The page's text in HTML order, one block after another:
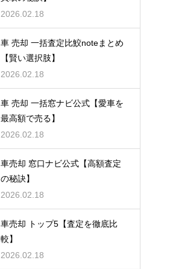
2026.02.18
車 売却 一括査定比鮫noteまとめ
【賢い選択肢】
2026.02.18
車 売却 一括窓ナビ公式【愛車を
最高額で売る】
2026.02.18
車売却 窓口ナビ公式【高額査定
の秘訣】
2026.02.18
車売却 トップ5【査定を徹底比
較】
2026.02.18